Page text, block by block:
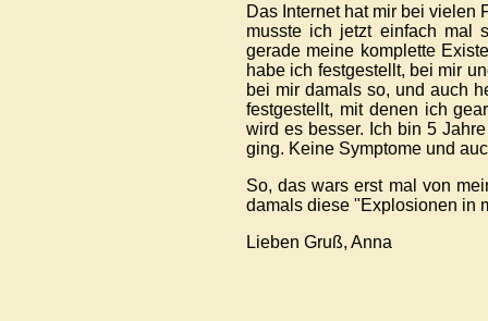
Das Internet hat mir bei vielen
musste ich jetzt einfach mal
gerade meine komplette
habe ich festgestellt, bei mir
bei mir damals so, und auch
festgestellt, mit denen ich
wird es besser. Ich bin 5
ging. Keine Symptome und
So, das wars erst mal von
damals diese "Explosionen in
Lieben Gruß, Anna